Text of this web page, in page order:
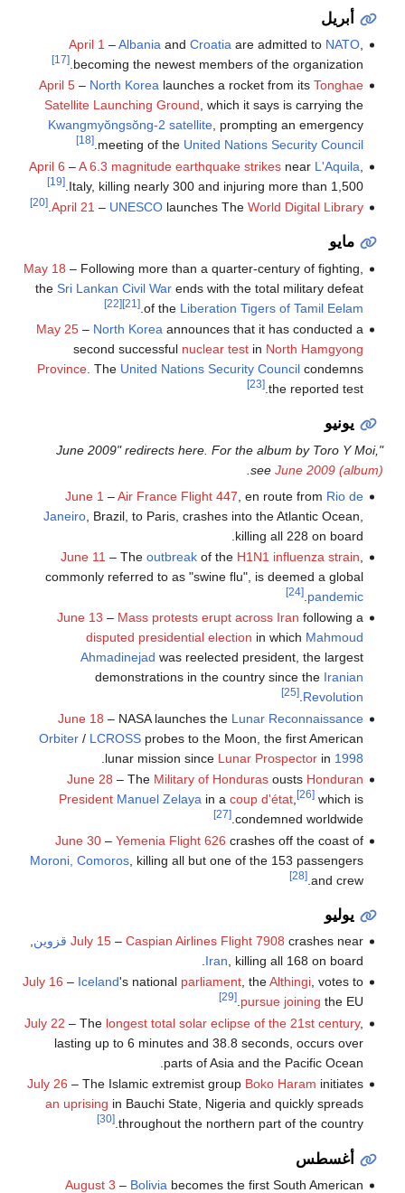
أبريل
April 1 –Albania and Croatia are admitted to NATO,
becoming the newest members of the organization.
[17]
April 5– North Korealaunches a rocket from its Tonghae
Satellite Launching Ground, which it says is carrying the
Kwangmyŏngsŏng-2 satellite, prompting an emergency
meeting of the United Nations Security Council
.
[18]
April 6 –A 6.3 magnitude earthquake strikesnear L'Aquila
Italy, killing nearly 300 and injuring more than 1,500.
[19]
April 21 – UNESCOlaunches The World Digital Library
.
[20]
مايو
May 18 – Following more than a quarter-century of fighting,
the Sri Lankan Civil Warends with the total military defeat
of the Liberation Tigers of Tamil Eelam
.
[21]
[22]
May 25– North Korea announces that it has conducted a
second successful nuclear testin North Hamgyong
Province. The United Nations Security Councilcondemns
the reported test.
[23]
يونيو
"June 2009" redirects here. For the album by Toro Y Moi,
see June 2009 (album)
June 1 –Air France Flight 447 , en route from Rio de
Janeiro, Brazil, to Paris, crashes into the Atlantic Ocean,
killing all 228 on board.
June 11 – The outbreakof the H1N1 influenza strain
commonly referred to as "swine flu", is deemed a global
pandemic
.
[24]
June 13 – Mass protests erupt across Iran following a
disputed presidential election in which Mahmoud
Ahmadinejad was reelected president, the largest
demonstrations in the country since the Iranian
Revolution
.
[25]
June 18 – NASA launches the Lunar Reconnaissance
Orbiter/ LCROSSprobes to the Moon, the first American
lunar mission since Lunar Prospectorin 1998
June 28 – The Military of Hondurasousts Honduran
President Manuel Zelaya in a coup d'état, [26]which is
condemned worldwide.
[27]
June 30– Yemenia Flight 626 crashes off the coast of
Moroni, Comoros, killing all but one of the 153 passengers
and crew.
[28]
يوليو
July 15– Caspian Airlines Flight 7908 crashes near قزوين
Iran , killing all 168 on board.
July 16 – Iceland's national parliament, theAlthingi, votes to
pursue joining the EU.
[29]
July 22 – The longest total solar eclipse of the 21st century,
lasting up to 6 minutes and 38.8 seconds, occurs over
parts of Asia and the Pacific Ocean.
July 26 – The Islamic extremist group Boko Haram initiates
an uprising in Bauchi State, Nigeria and quickly spreads
throughout the northern part of the country.
[30]
أغسطس
August 3 – Bolivia becomes the first South American